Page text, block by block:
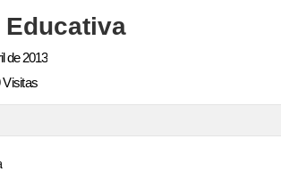
Educativa
de 2013
Visitas